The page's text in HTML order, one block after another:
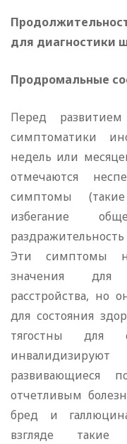
для диагностики
Продромальные
Перед
симптоматики
недель или
отмечаются
симптомы
избегание
Эти симптомы
значения для
расстройства, но
для состояния
тягостны
развивающиеся
отчетливым
бред и
взгляде такие